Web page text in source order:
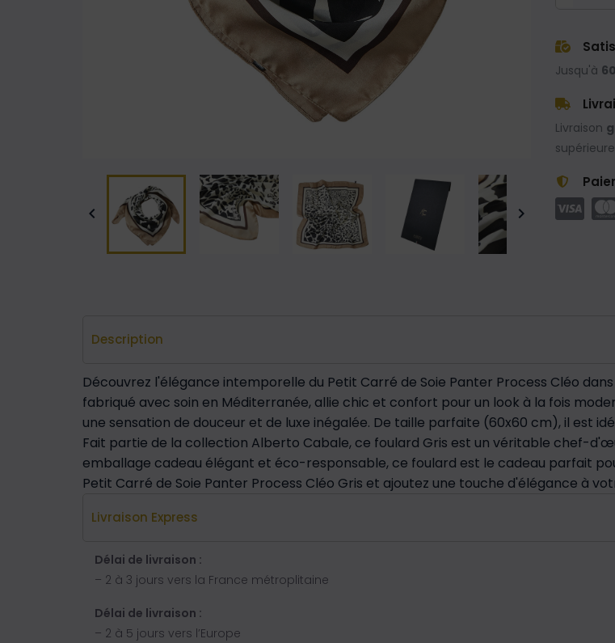
 
Jusqu'à
Livraison
Description
Découvrez l'élégance intemporelle du Petit Carré de Soie Panter Process Cléo
fabriqué avec soin en Méditerranée, allie chic et confort pour un look à la fois
une sensation de douceur et de luxe inégalée. De taille parfaite (60x60 cm), il est
Fait partie de la collection Alberto Cabale, ce foulard Gris est un véritable chef-
emballage cadeau élégant et éco-responsable, ce foulard est le cadeau parfait
Petit Carré de Soie Panter Process Cléo Gris et ajoutez une touche d'élégance à
Livraison Express
Délai de livraison :
– 2 à 3 jours vers la France métroplitaine
Délai de livraison :
– 2 à 5 jours vers l’Europe